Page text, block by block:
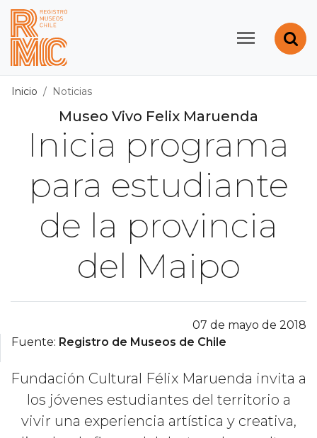
Contenido principal
Registro de Museos
Inicio Noticias
Museo Vivo Felix Maruenda
Inicia programa
para estudiante
de la provincia
del Maipo
07 de mayo de 2018
Fuente: Registro de Museos de Chile
Fundación Cultural Félix Maruenda invita a
los jóvenes estudiantes del territorio a
vivir una experiencia artística y creativa,